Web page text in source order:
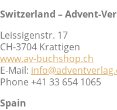
Switzerland – Advent-
Leissigenstr. 17
CH-3704 Krattigen
www.av-buchshop.ch
E-Mail:
Phone +41 33 654 1065
Spain